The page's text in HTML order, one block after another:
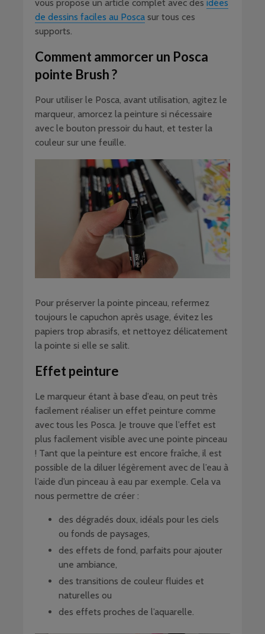
vous propose un article complet avec des idées
de dessins faciles au Posca sur tous ces
supports.
Comment ammorcer un Posca
pointe Brush ?
Pour utiliser le Posca, avant utilisation, agitez le
marqueur, amorcez la peinture si nécessaire
avec le bouton pressoir du haut, et tester la
couleur sur une feuille.
Pour préserver la pointe pinceau, refermez
toujours le capuchon après usage, évitez les
papiers trop abrasifs, et nettoyez délicatement
la pointe si elle se salit.
Effet peinture
Le marqueur étant à base d’eau, on peut très
facilement réaliser un effet peinture comme
avec tous les Posca. Je trouve que l’effet est
plus facilement visible avec une pointe pinceau
! Tant que la peinture est encore fraîche, il est
possible de la diluer légèrement avec de l’eau à
l’aide d’un pinceau à eau par exemple. Cela va
nous permettre de créer :
des dégradés doux, idéals pour les ciels
ou fonds de paysages,
des effets de fond, parfaits pour ajouter
une ambiance,
des transitions de couleur fluides et
naturelles ou
des effets proches de l’aquarelle.